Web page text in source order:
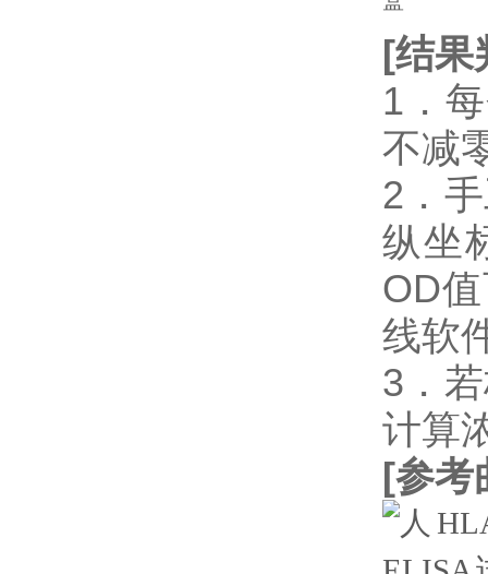
[结果
1．
不减
2．
纵坐
OD
线软
3．
计算
[参考